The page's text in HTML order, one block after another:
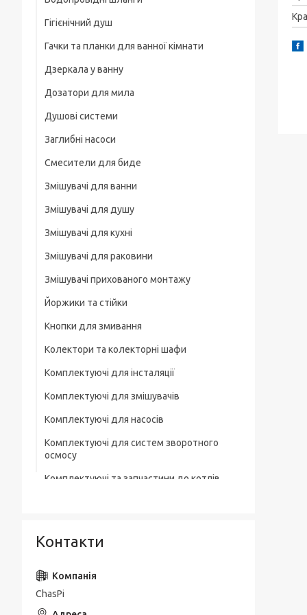
Для смартфонів
На груди / плече / пояс
Штативні головки
Магнітні тримачі
Для велосипеда, мотоцикла
Гігієнічний душ
Гачки та планки для ванної кімнати
Дзеркала у ванну
Дозатори для мила
Душові системи
Заглибні насоси
Смесители для биде
Змішувачі для ванни
Змішувачі для душу
Змішувачі для кухні
Змішувачі для раковини
Змішувачі прихованого монтажу
Йоржики та стійки
Кнопки для змивання
Колектори та колекторні шафи
Комплектуючі для інсталяції
Комплектуючі для змішувачів
Комплектуючі для насосів
Комплектуючі для систем зворотного
осмосу
Комплектуючі та запчастини до котлів
Лотки для зливної каналізації
Мильниці
Монтажні елементи
Контакти
ChasPi